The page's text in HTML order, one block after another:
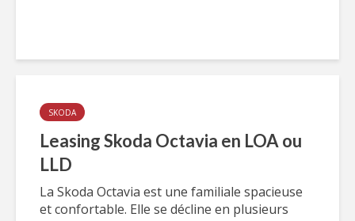
SKODA
Leasing Skoda Octavia en LOA ou
LLD
La Skoda Octavia est une familiale spacieuse
et confortable. Elle se décline en plusieurs